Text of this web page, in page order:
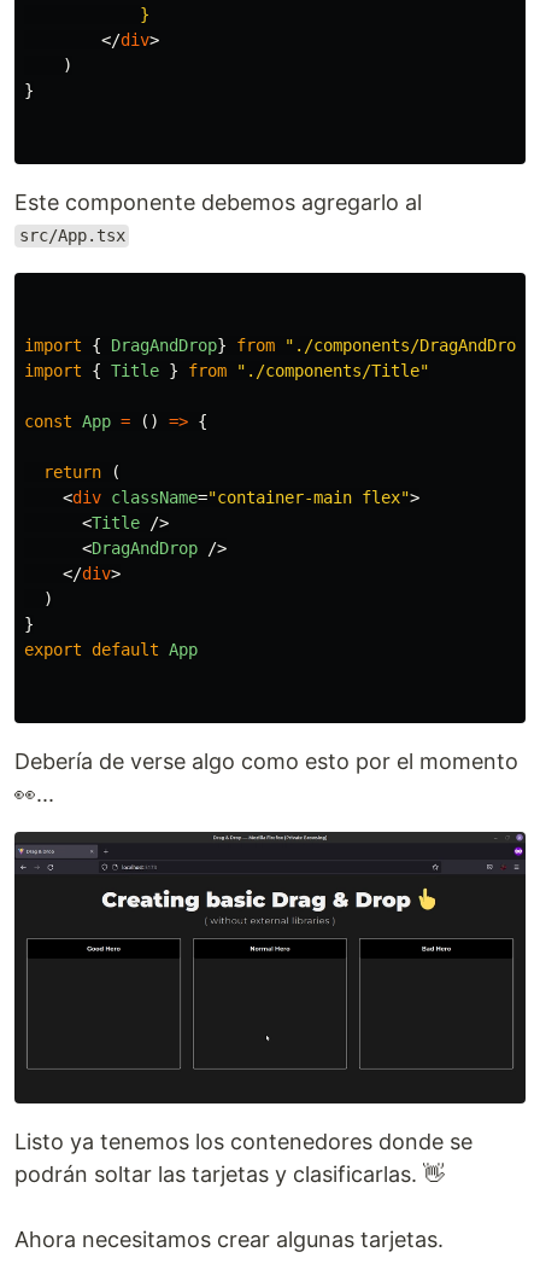
}
</div>
)
}
Este componente debemos agregarlo al
src/App.tsx
import { DragAndDrop} from " ./components/DragAndDrop
import
{ Title } from " ./components/Title"
const App = () => {
return
(
<div className="container-main flex">
<Title
/>
<DragAndDrop
/>
</div>
)
}
export
default App
Debería de verse algo como esto por el momento
👀...
Listo ya tenemos los contenedores donde se
podrán soltar las tarjetas y clasificarlas. 👋
Ahora necesitamos crear algunas tarjetas.